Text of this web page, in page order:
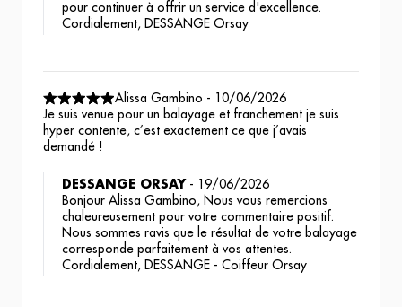
pour continuer à offrir un service d'excellence.
Cordialement, DESSANGE Orsay
Alissa Gambino - 10/06/2026
Je suis venue pour un balayage et franchement je suis
hyper contente, c’est exactement ce que j’avais
demandé !
DESSANGE ORSAY - 19/06/2026
Bonjour Alissa Gambino, Nous vous remercions
chaleureusement pour votre commentaire positif.
Nous sommes ravis que le résultat de votre balayage
corresponde parfaitement à vos attentes.
Cordialement, DESSANGE - Coiffeur Orsay